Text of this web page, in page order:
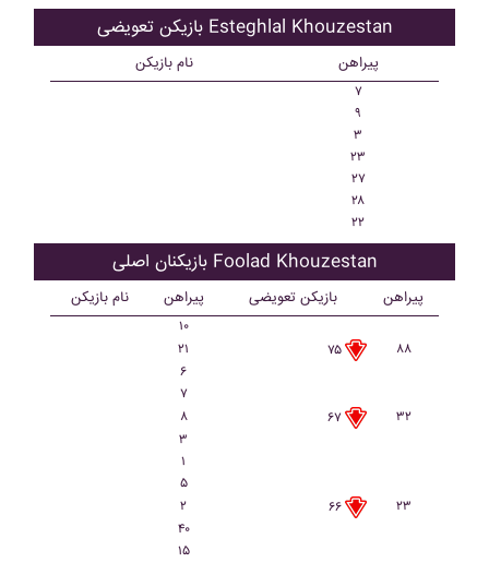
بازیکن تعویضی Esteghlal Khouzestan
نام بازیکن پیراهن
۷
۹
۳
۲۳
۲۷
۲۸
۲۲
بازیکنان اصلی Foolad Khouzestan
نام بازیکن پیراهن بازیکن تعویضی پیراهن
۱۰
۲۱
۷۵
۸۸
۶
۷
۸
۶۷
۳۲
۳
۱
۵
۲
۶۶
۲۳
۴۰
۱۵